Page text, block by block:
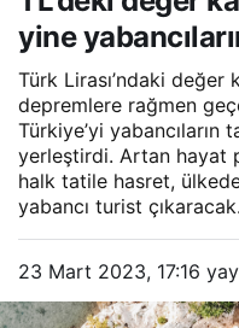
yine
Türk Lirası’ndaki değer
depremlere rağmen
Türkiye’yi
yerleştirdi. Artan hayat
halk tatile hasret,
yabancı turist çıkaracak.
23 Mart 2023, 17:16